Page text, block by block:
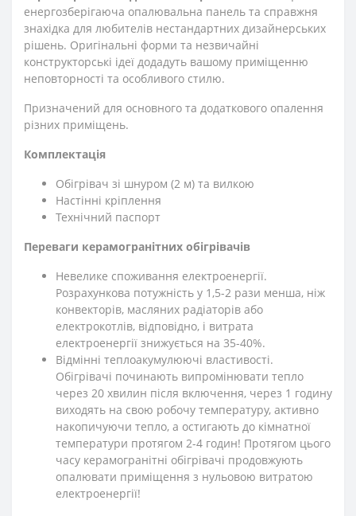
енергозберігаюча опалювальна панель та справжня
знахідка для любителів нестандартних дизайнерських
рішень. Оригінальні форми та незвичайні
конструкторські ідеї додадуть вашому приміщенню
неповторності та особливого стилю.
Призначений для основного та додаткового опалення
різних приміщень.
Комплектація
Обігрівач зі шнуром (2 м) та вилкою
Настінні кріплення
Технічний паспорт
Переваги керамогранітних обігрівачів
Невелике споживання електроенергії.
Розрахункова потужність у 1,5-2 рази менша, ніж
конвекторів, масляних радіаторів або
електрокотлів, відповідно, і витрата
електроенергії знижується на 35-40%.
Відмінні теплоакумулюючі властивості.
Обігрівачі починають випромінювати тепло
через 20 хвилин після включення, через 1 годину
виходять на свою робочу температуру, активно
накопичуючи тепло, а остигають до кімнатної
температури протягом 2-4 годин! Протягом цього
часу керамогранітні обігрівачі продовжують
опалювати приміщення з нульовою витратою
електроенергії!